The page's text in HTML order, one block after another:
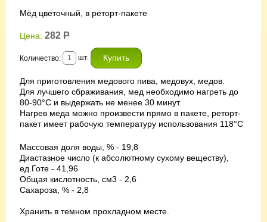
Мёд цветочный, в реторт-пакете
Цена: 282 Р
Количество: шт.
Для приготовления медового пива, медовух, медов.
Для лучшего сбраживания, мед необходимо нагреть до
80-90°С и выдержать не менее 30 минут.
Нагрев меда можно произвести прямо в пакете, реторт-
пакет имеет рабочую температуру использования 118°С
Массовая доля воды, % - 19,8
Диастазное число (к абсолютному сухому веществу),
ед.Готе - 41,96
Общая кислотность, см3 - 2,6
Сахароза, % - 2,8
Хранить в темном прохладном месте.